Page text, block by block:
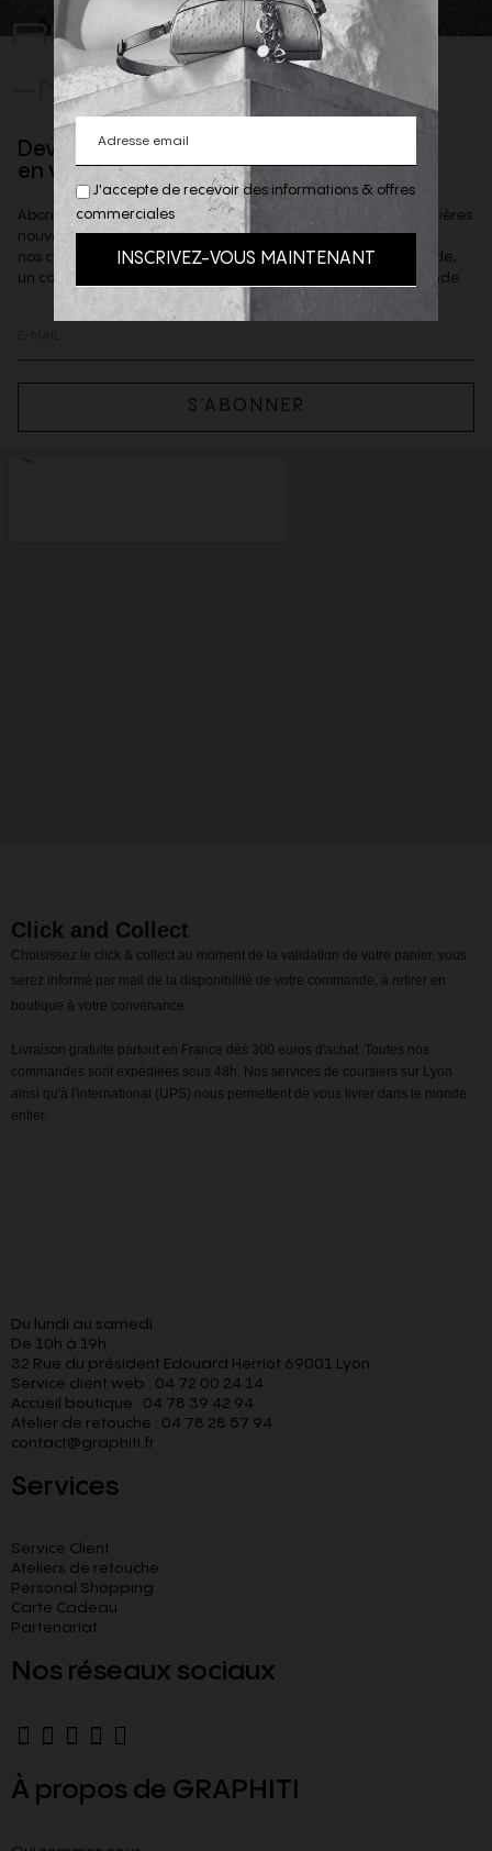
REJOIGNEZ
-NOUS
Devenez client privilège
en vous inscrivant à la newsletter
Abonnez-vous à notre newsletter afin d'être informé des dernières
nouveautés de la boutique,
nos coups de coeur et offres privilèges & recevoir, sur demande,
un code de reduction de 10% à valoir sur votre 1ere commande.
S’ABONNER
Click and Collect
Choisissez le click & collect au moment de la validation de votre panier, vous
serez informé par mail de la disponibilité de votre commande, à retirer en
boutique à votre convenance.
Livraison gratuite partout en France dès 300 euros d'achat. Toutes nos
commandes sont expédiées sous 48h. Nos services de coursiers sur Lyon
ainsi qu'à l'international (UPS) nous permettent de vous livrer dans le monde
entier.
Du lundi au samedi
De 10h à 19h
32 Rue du président Edouard Herriot 69001 Lyon
Service client web : 04 72 00 24 14
Accueil boutique : 04 78 39 42 94
Atelier de retouche : 04 78 28 57 94
contact@graphiti.fr
Services
Service Client
Ateliers de retouche
Personal Shopping
Carte Cadeau
Partenariat
Nos réseaux sociaux
À propos de GRAPHITI
J'accepte de recevoir des informations & offres
commerciales